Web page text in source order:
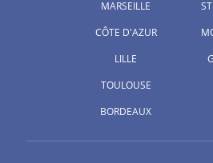
MARSEILLE
CÔTE D'AZUR
LILLE
TOULOUSE
BORDEAUX